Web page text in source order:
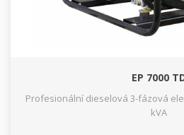
EP 7000
Profesionální dieselová 3-fázová
kVA